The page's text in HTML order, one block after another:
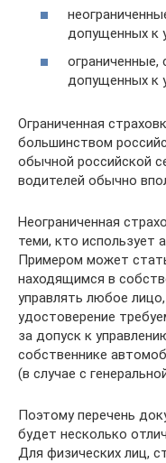
допущенных к
ограниченные,
допущенных к
Ограниченная
большинством
обычной российской
водителей обычно
Неограниченная
теми, кто использует
Примером может
находящимся в
управлять любое
удостоверение
за допуск к
собственнике
(в случае с
Поэтому перечень
будет несколько
Для физических лиц,